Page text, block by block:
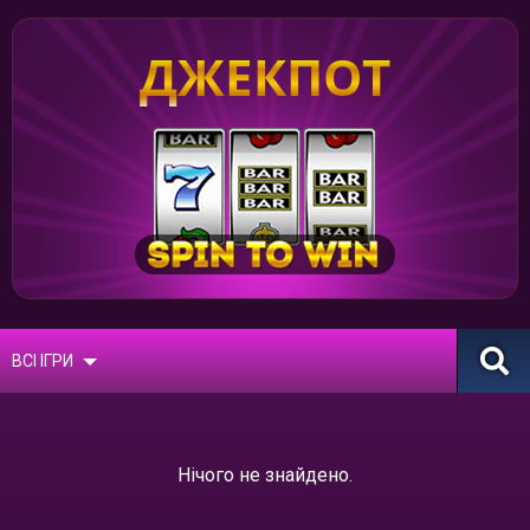
ДЖЕКПОТ
ВСІ ІГРИ
Нічого не знайдено.